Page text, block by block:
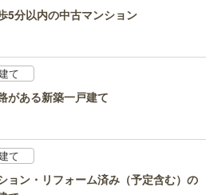
5分以内の中古マンション
て
がある新築一戸建て
て
ョン・リフォーム済み（予定含む）の